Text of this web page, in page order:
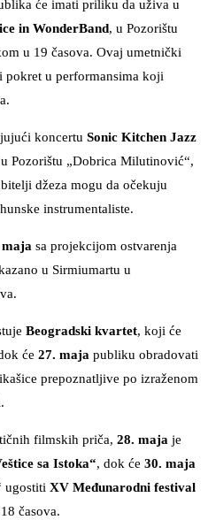
će imati priliku da uživa u
in WonderBand, u Pozorištu
u 19 časova. Ovaj umetnički
pokret u performansima koji
koncertu Sonic Kitchen Jazz
Pozorištu „Dobrica Milutinović“,
džeza mogu da očekuju
instrumentaliste.
maja sa projekcijom ostvarenja
u Sirmiumartu u
Beogradski kvartet, koji će
će 27. maja publiku obradovati
prepoznatljive po izraženom
filmskih priča, 28. maja je
sa Istoka“, dok će 30. maja
ugostiti XV Međunarodni festival
časova.